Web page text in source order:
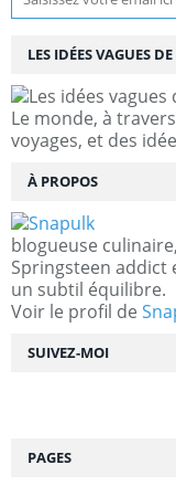
SUIVEZ-MOI
LES IDÉES VAGUES
Le monde, à
voyages, et des
À PROPOS
blogueuse
Springsteen addict
un subtil équilibre.
Voir le profil de
PAGES